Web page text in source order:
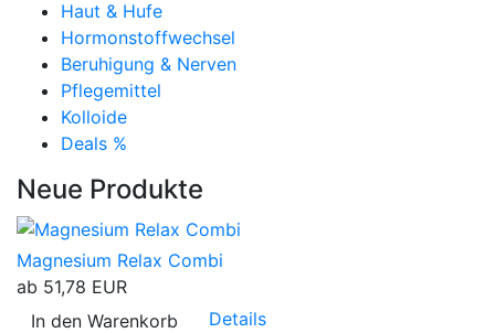
Haut & Hufe
Hormonstoffwechsel
Beruhigung & Nerven
Pflegemittel
Kolloide
Deals %
Neue Produkte
Magnesium Relax Combi
ab 51,78 EUR
In den Warenkorb
Details